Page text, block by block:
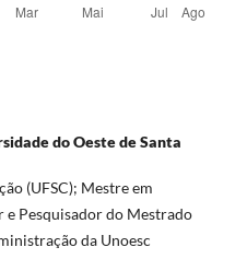
do Oeste de Santa
(UFSC); Mestre em
e Pesquisador do Mestrado
da Unoesc